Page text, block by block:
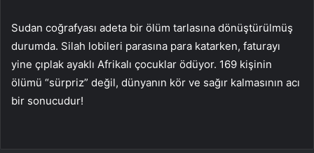
Sudan coğrafyası adeta bir ölüm tarlasına dönüştürülmüş
durumda. Silah lobileri parasına para katarken, faturayı
yine çıplak ayaklı Afrikalı çocuklar ödüyor. 169 kişinin
ölümü “sürpriz” değil, dünyanın kör ve sağır kalmasının acı
bir sonucudur!